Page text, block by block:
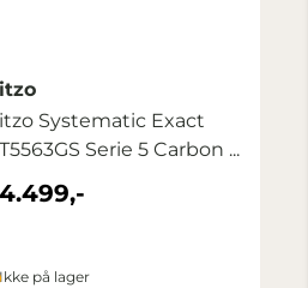
Systematic Exact
Serie 5 Carbon ...
på lager